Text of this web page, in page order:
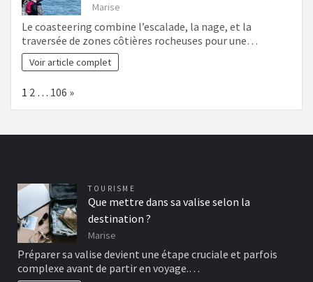
Marise
Le coasteering combine l’escalade, la nage, et la
traversée de zones côtières rocheuses pour une…
Voir article complet
Page:
1 2 … 106 Next
»
TOURISME
Que mettre dans sa valise selon la
destination ?
Marise
Préparer sa valise devient une étape cruciale et parfois
complexe avant de partir en voyage.…